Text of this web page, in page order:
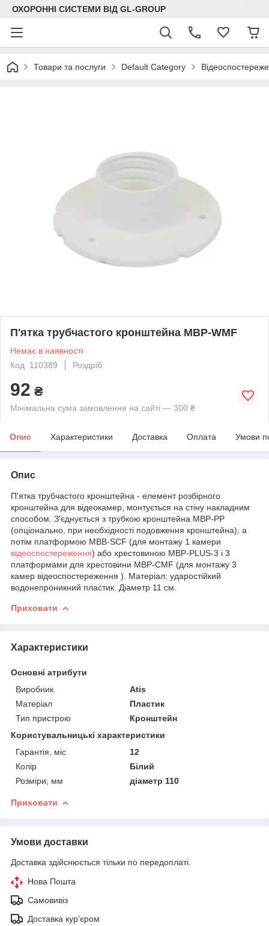
ОХОРОННІ СИСТЕМИ ВІД GL-GROUP
Товари та послуги Default Category
П'ятка трубчастого кронштейна MBP-WMF
Немає в наявності
Код: 110389
Роздріб
92 ₴
Мінімальна сума замовлення на сайті — 300 ₴
Опис Характеристики Доставка Оплата Умови
Опис
П'ятка трубчастого кронштейна - елемент розбірного
кронштейна для відеокамер, монтується на стіну накладним
способом. З'єднується з трубкою кронштейна MBP-PP
(опціонально, при необхідності подовження кронштейна), а
потім платформою MBB-SCF (для монтажу 1 камери
відеоспостереження) або хрестовиною MBP-PLUS-3 і 3
платформами для хрестовини MBP-CMF (для монтажу 3
камер відеоспостереження ). Матеріал: ударостійкий
водонепроникний пластик. Діаметр 11 см.
Приховати
Характеристики
Основні атрибути
Виробник
Atis
Матеріал
Пластик
Тип пристрою
Кронштейн
Користувальницькі характеристики
Гарантія, міс
12
Колір
Білий
Розміри, мм
діаметр 110
Приховати
Умови доставки
Доставка здійснюється тільки по передоплаті.
Нова Пошта
Самовивіз
Доставка кур'єром